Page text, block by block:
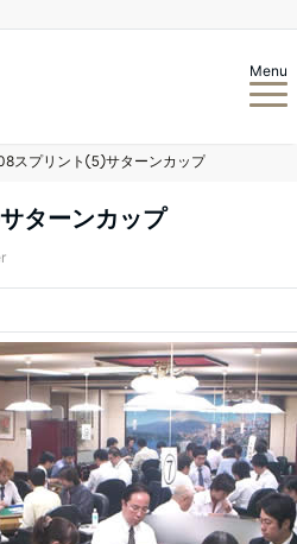
Menu
スプリント⑤サターンカップ
ターンカップ